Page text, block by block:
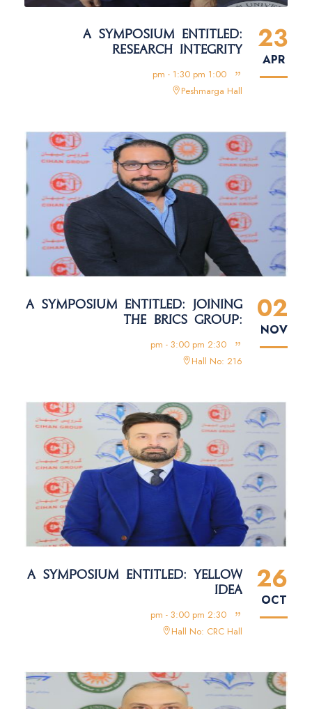
23
APR
A SYMPOSIUM ENTITLED:
RESEARCH INTEGRITY
1:00 pm - 1:30 pm
Peshmarga Hall
02
NOV
A SYMPOSIUM ENTITLED: JOINING
THE BRICS GROUP:
2:30 pm - 3:00 pm
Hall No: 216
26
OCT
A SYMPOSIUM ENTITLED: YELLOW
IDEA
2:30 pm - 3:00 pm
Hall No: CRC Hall